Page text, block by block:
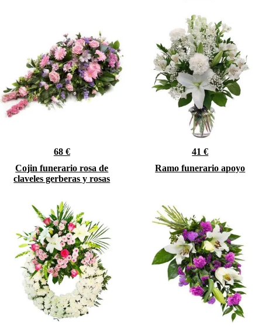
68 €
Cojin funerario rosa de
claveles gerberas y rosas
41 €
Ramo funerario apoyo